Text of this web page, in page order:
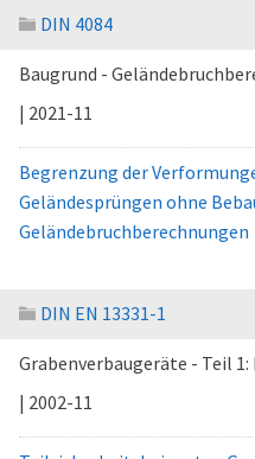
DIN 4084
Baugrund -
| 2021-11
Begrenzung der
Geländesprüngen ohne
Geländebruchberechnungen
DIN EN 13331-1
Grabenverbaugeräte - Teil
| 2002-11